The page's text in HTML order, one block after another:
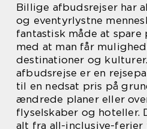
Billige afbudsrejser har
og eventyrlystne
fantastisk måde at spare
med at man får
destinationer og
afbudsrejse er en
til en nedsat pris på
ændrede planer eller
flyselskaber og hoteller.
alt fra all-inclusive-ferier